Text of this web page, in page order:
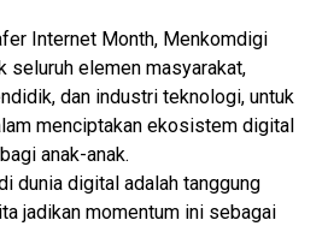
Internet Month, Menkomdigi
seluruh elemen masyarakat,
dan industri teknologi, untuk
menciptakan ekosistem digital
anak-anak.
dunia digital adalah tanggung
jadikan momentum ini sebagai